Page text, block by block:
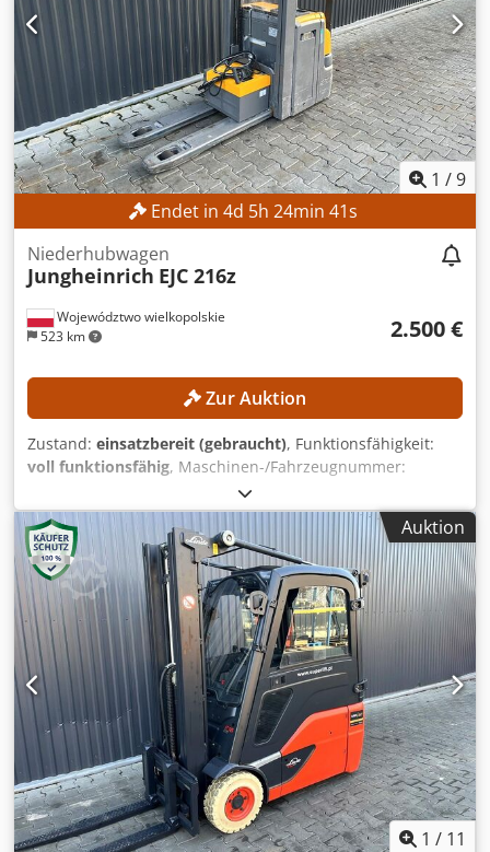
Hydraulikventile: 3./4. Ventil am Gabelträger
Betriebsstunden: 15.254 h AUSSTATTUNG Triplex-Hubmast
mit Freihub 3./4. Hydraulikventil am Gabelträger Ladegerät
Externe Referenz: SL9789SP
1 /9
Endet in 4d 5h 24min 40s
Województwo wielkopolskie
523 km
Niederhubwagen
Jungheinrich EJC 216z
2.500 €
Zur Auktion
Zustand: einsatzbereit (gebraucht), Funktionsfähigkeit:
voll funktionsfähig, Maschinen-/Fahrzeugnummer:
, Betriebsstunden:
Hubhöhe:2.800 mm, Bauhöhe:1.950 mm, Kein
Mindestpreis - garantierter Verkauf zum höchsten Gebot!
TECHNISCHE DETAILS Hubhöhe: 2.800 mm Bauhöhe: 1.950
mm MASCHINEN-DETAILS Mastart: Standardmast
Batterietyp: Lithium-Ionen-Batterie Betriebsstunden: 560 h
AUSSTATTUNG Dcodezrlw Aspfx Ai Nok Initialhub
Ladegerät Externe Referenz: SL1145SP
Auktion
1 / 11